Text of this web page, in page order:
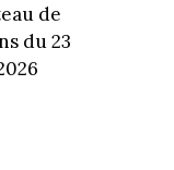
de
du 23